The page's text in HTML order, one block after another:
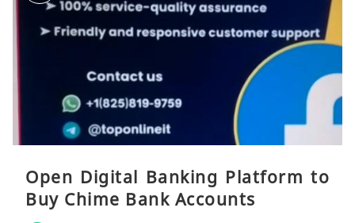
Open Digital Banking Platform to
Buy Chime Bank Accounts